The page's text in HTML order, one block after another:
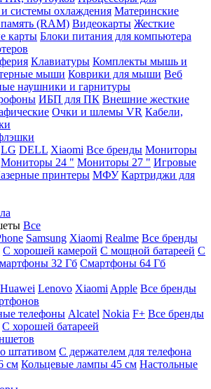
системы охлаждения Материнские
(RAM) Видеокарты Жесткие
карты Блоки питания для компьютера
Клавиатуры Комплекты мышь и
мыши Коврики для мыши Веб
наушники и гарнитуры
ИБП для ПК Внешние жесткие
Очки и шлемы VR Кабели,
LG DELL Xiaomi Все бренды Мониторы
Мониторы 24 " Мониторы 27 " Игровые
принтеры МФУ Картриджи для
Все
Samsung Xiaomi Realme Все бренды
С хорошей камерой С мощной батареей С
32 Гб Смартфоны 64 Гб
Huawei Lenovo Xiaomi Apple Все бренды
телефоны Alcatel Nokia F+ Все бренды
С хорошей батареей
штативом C держателем для телефона
см Кольцевые лампы 45 см Настольные